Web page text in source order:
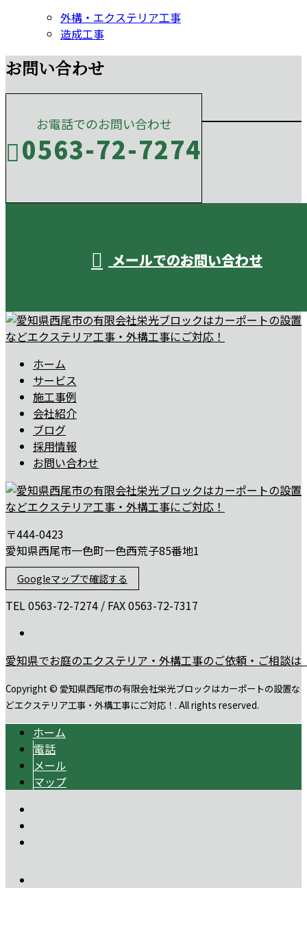
外構・エクステリア工事
造成工事
お問い合わせ
お電話でのお問い合わせ
0563-72-7274
メールでのお問い合わせ
ホーム
サービス
施工事例
会社紹介
ブログ
採用情報
お問い合わせ
〒444-0423
愛知県西尾市一色町一色西荒子85番地1
Googleマップで確認する
TEL 0563-72-7274 / FAX 0563-72-7317
愛知県でお庭のエクステリア・外構工事のご依頼・ご相談
Copyright © 愛知県西尾市の有限会社栄光ブロックはカーポートの設置な
どエクステリア工事・外構工事にご対応！. All rights reserved.
ホーム
電話
メール
マップ